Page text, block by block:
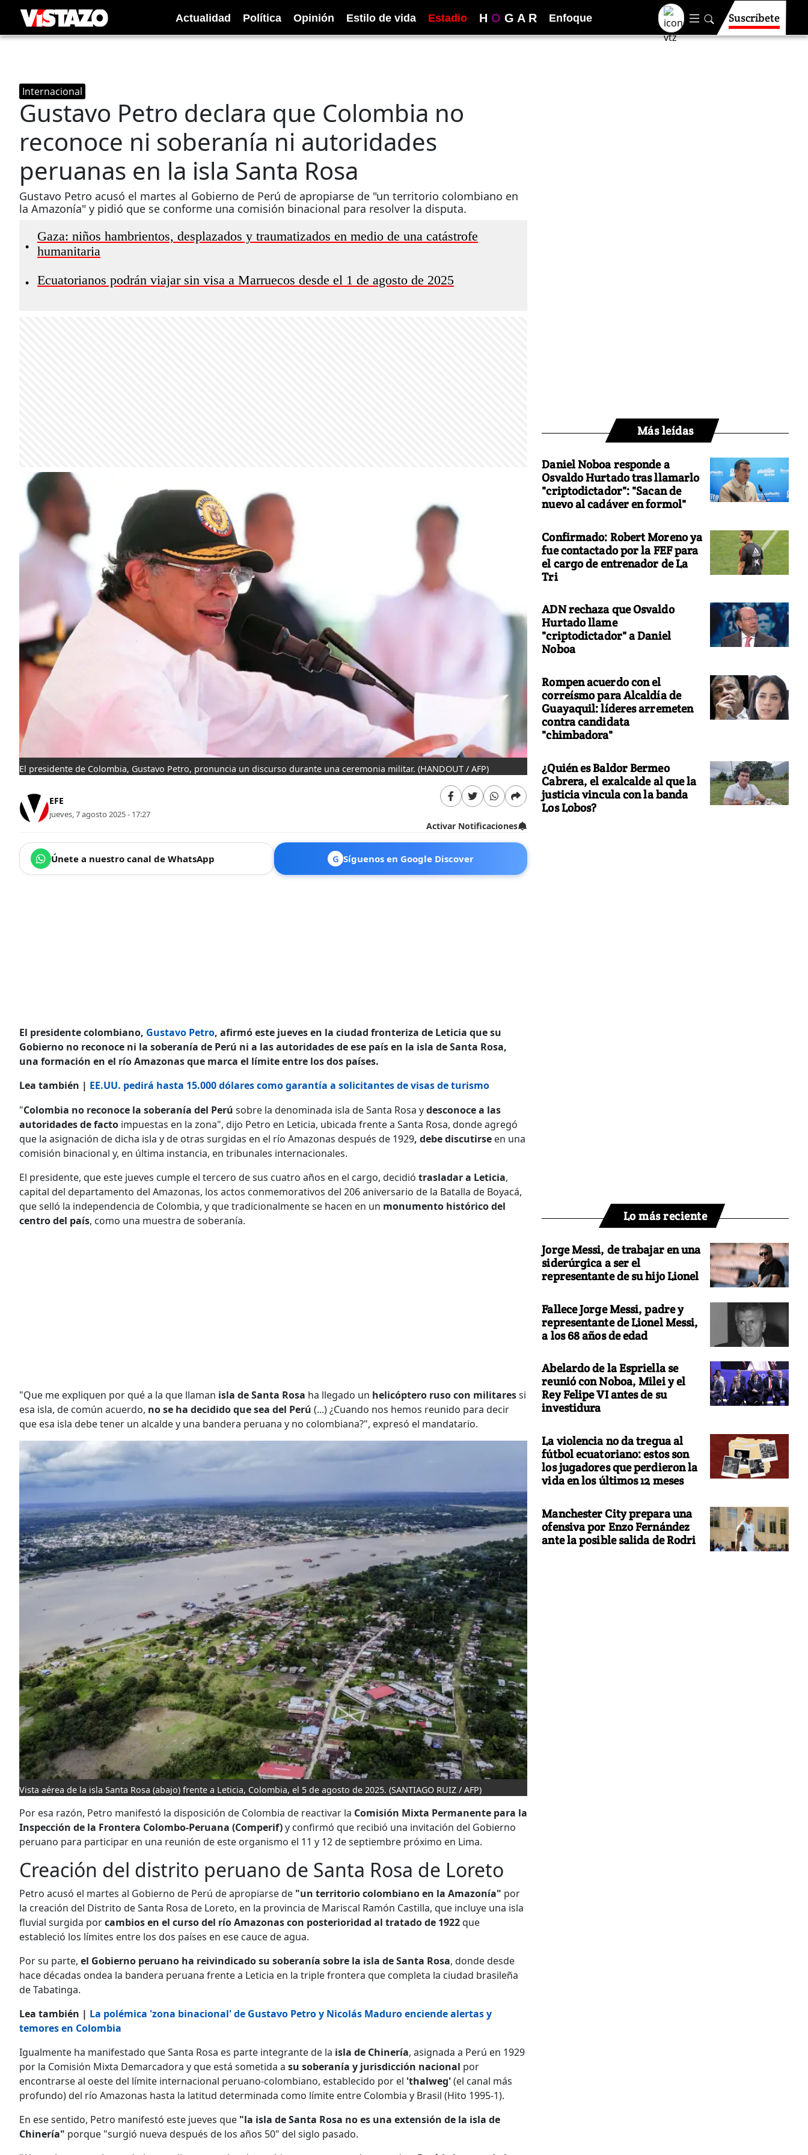
Actualidad Política Opinión Estilo de vida Estadio H O G A R Enfoque Suscríbete
Internacional
Gustavo Petro declara que Colombia no
reconoce ni soberanía ni autoridades
peruanas en la isla Santa Rosa
Gustavo Petro acusó el martes al Gobierno de Perú de apropiarse de "un territorio colombiano en
la Amazonía" y pidió que se conforme una comisión binacional para resolver la disputa.
•
Gaza: niños hambrientos, desplazados y traumatizados en medio de una catástrofe
humanitaria
• Ecuatorianos podrán viajar sin visa a Marruecos desde el 1 de agosto de 2025
El presidente de Colombia, Gustavo Petro, pronuncia un discurso durante una ceremonia militar. (HANDOUT / AFP)
EFE
jueves, 7 agosto 2025 - 17:27
Activar Notificaciones
Únete a nuestro canal de WhatsApp G Síguenos en Google Discover
El presidente colombiano, Gustavo Petro, afirmó este jueves en la ciudad fronteriza de Leticia que su
Gobierno no reconoce ni la soberanía de Perú ni a las autoridades de ese país en la isla de Santa Rosa,
una formación en el río Amazonas que marca el límite entre los dos países.
Lea también | EE.UU. pedirá hasta 15.000 dólares como garantía a solicitantes de visas de turismo
"Colombia no reconoce la soberanía del Perú sobre la denominada isla de Santa Rosa ydesconoce a las
autoridades de facto impuestas en la zona", dijo Petro en Leticia, ubicada frente a Santa Rosa, donde agregó
que la asignación de dicha isla y de otras surgidas en el río Amazonas después de 1929, debe discutirse en una
comisión binacional y, en última instancia, en tribunales internacionales.
El presidente, que este jueves cumple el tercero de sus cuatro años en el cargo, decidió trasladar a Leticia,
capital del departamento del Amazonas, los actos conmemorativos del 206 aniversario de la Batalla de Boyacá,
que selló la independencia de Colombia, y que tradicionalmente se hacen en un monumento histórico del
centro del país, como una muestra de soberanía.
"Que me expliquen por qué a la que llaman isla de Santa Rosa ha llegado un helicóptero ruso con militaressi
esa isla, de común acuerdo, no se ha decidido que sea del Perú (...) ¿Cuando nos hemos reunido para decir
que esa isla debe tener un alcalde y una bandera peruana y no colombiana?", expresó el mandatario.
Vista aérea de la isla Santa Rosa (abajo) frente a Leticia, Colombia, el 5 de agosto de 2025. (SANTIAGO RUIZ / AFP)
Por esa razón, Petro manifestó la disposición de Colombia de reactivar la Comisión Mixta Permanente para la
Inspección de la Frontera Colombo-Peruana (Comperif)y confirmó que recibió una invitación del Gobierno
peruano para participar en una reunión de este organismo el 11 y 12 de septiembre próximo en Lima.
Creación del distrito peruano de Santa Rosa de Loreto
Petro acusó el martes al Gobierno de Perú de apropiarse de "un territorio colombiano en la Amazonía" por
la creación del Distrito de Santa Rosa de Loreto, en la provincia de Mariscal Ramón Castilla, que incluye una isla
fluvial surgida porcambios en el curso del río Amazonas con posterioridad al tratado de 1922que
estableció los límites entre los dos países en ese cauce de agua.
Por su parte, el Gobierno peruano ha reivindicado su soberanía sobre la isla de Santa Rosa, donde desde
hace décadas ondea la bandera peruana frente a Leticia en la triple frontera que completa la ciudad brasileña
de Tabatinga.
Lea también | La polémica 'zona binacional' de Gustavo Petro y Nicolás Maduro enciende alertas y
temores en Colombia
Igualmente ha manifestado que Santa Rosa es parte integrante de la isla de Chinería, asignada a Perú en 1929
por la Comisión Mixta Demarcadora y que está sometida a su soberanía y jurisdicción nacional por
encontrarse al oeste del límite internacional peruano-colombiano, establecido por el 'thalweg'(el canal más
profundo) del río Amazonas hasta la latitud determinada como límite entre Colombia y Brasil (Hito 1995-1).
En ese sentido, Petro manifestó este jueves que "la isla de Santa Rosa no es una extensión de la isla de
Chinería" porque "surgió nueva después de los años 50" del siglo pasado.
Más leídas
Daniel Noboa responde a
Osvaldo Hurtado tras llamarlo
"criptodictador": "Sacan de
nuevo al cadáver en formol"
Confirmado: Robert Moreno ya
fue contactado por la FEF para
el cargo de entrenador de La
Tri
ADN rechaza que Osvaldo
Hurtado llame
"criptodictador" a Daniel
Noboa
Rompen acuerdo con el
correísmo para Alcaldía de
Guayaquil: líderes arremeten
contra candidata
"chimbadora"
¿Quién es Baldor Bermeo
Cabrera, el exalcalde al que la
justicia vincula con la banda
Los Lobos?
Lo más reciente
Jorge Messi, de trabajar en una
siderúrgica a ser el
representante de su hijo Lionel
Fallece Jorge Messi, padre y
representante de Lionel Messi,
a los 68 años de edad
Abelardo de la Espriella se
reunió con Noboa, Milei y el
Rey Felipe VI antes de su
investidura
La violencia no da tregua al
fútbol ecuatoriano: estos son
los jugadores que perdieron la
vida en los últimos 12 meses
Manchester City prepara una
ofensiva por Enzo Fernández
ante la posible salida de Rodri